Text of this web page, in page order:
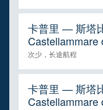
卡普里 — 斯塔
Castellammare
次少，长途航程
卡普里 — 斯塔
Castellammare